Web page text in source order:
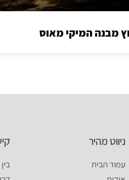
מבנה המיקי מאוס
ניווט מהיר
עמוד הבית